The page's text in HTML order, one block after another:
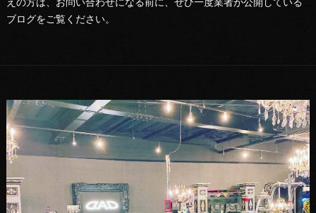
えの方は、お問い合わせになる前に、ぜひ一度業者が公開している
ブログをご覧ください。